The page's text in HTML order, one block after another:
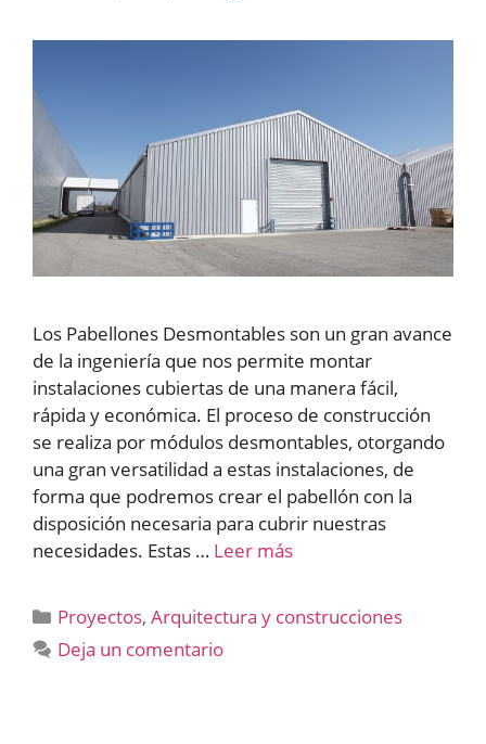
Los Pabellones Desmontables son un gran avance
de la ingeniería que nos permite montar
instalaciones cubiertas de una manera fácil,
rápida y económica. El proceso de construcción
se realiza por módulos desmontables, otorgando
una gran versatilidad a estas instalaciones, de
forma que podremos crear el pabellón con la
disposición necesaria para cubrir nuestras
necesidades. Estas … Leer más
Categorías
Proyectos,Arquitectura y construcciones
Deja un comentario